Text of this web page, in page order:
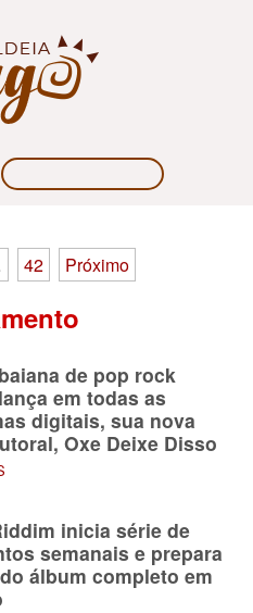
42 Próximo
de pop rock
em todas as
digitais, sua nova
Oxe Deixe Disso
inicia série de
semanais e prepara
álbum completo em